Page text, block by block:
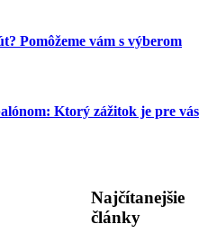
Pomôžeme vám s výberom
Ktorý zážitok je pre vás
Najčítanejšie
články